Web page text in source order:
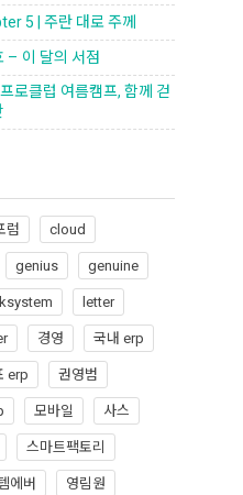
5 | 주란 대로 주께
– 이 달의 서점
로클럽 여름캠프, 함께 걷
럼
cloud
genius
genuine
ksystem
letter
경영
국내 erp
erp
권영범
모바일
사스
스마트팩토리
에버
영림원